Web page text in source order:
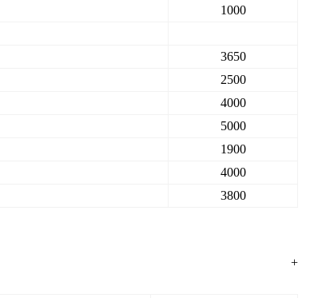
1000
3650
2500
4000
5000
1900
4000
3800
+